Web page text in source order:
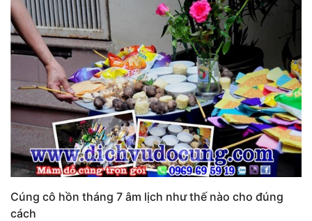
Cúng cô hồn tháng 7 âm lịch như thế nào cho đúng
cách